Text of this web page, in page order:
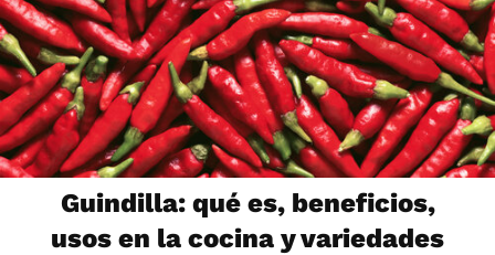
Guindilla: qué es, beneficios,
usos en la cocina y variedades